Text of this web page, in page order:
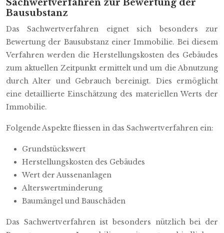
Sachwertverfahren zur Bewertung der
Bausubstanz
Das Sachwertverfahren eignet sich besonders zur
Bewertung der Bausubstanz einer Immobilie. Bei diesem
Verfahren werden die Herstellungskosten des Gebäudes
zum aktuellen Zeitpunkt ermittelt und um die Abnutzung
durch Alter und Gebrauch bereinigt. Dies ermöglicht
eine detaillierte Einschätzung des materiellen Werts der
Immobilie.
Folgende Aspekte fliessen in das Sachwertverfahren ein:
Grundstückswert
Herstellungskosten des Gebäudes
Wert der Aussenanlagen
Alterswertminderung
Baumängel und Bauschäden
Das Sachwertverfahren ist besonders nützlich bei der